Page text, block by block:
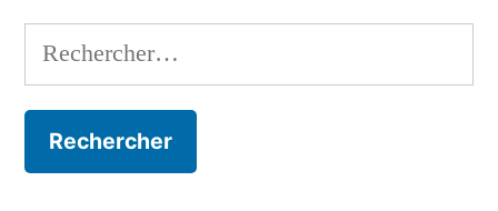
Rechercher :